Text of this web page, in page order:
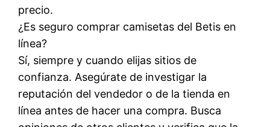
precio.
¿Es seguro comprar camisetas del Betis en
línea?
Sí, siempre y cuando elijas sitios de
confianza. Asegúrate de investigar la
reputación del vendedor o de la tienda en
línea antes de hacer una compra. Busca